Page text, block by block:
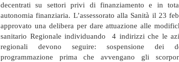
decentrati su settori privi di finanziamento e in
autonomia finanziaria. L’assessorato alla Sanità il 23
approvato una delibera per dare attuazione alle
sanitario Regionale individuando 4 indirizzi che le
regionali devono seguire: sospensione dei
programmazione prima che avvengano gli